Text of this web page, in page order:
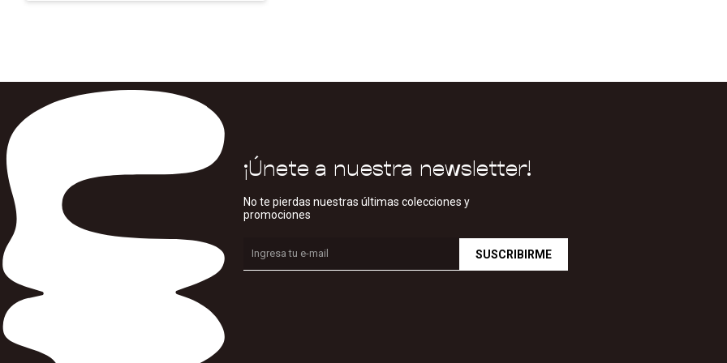
¡Únete a nuestra newsletter!
No te pierdas nuestras últimas colecciones y
promociones
SUSCRIBIRME